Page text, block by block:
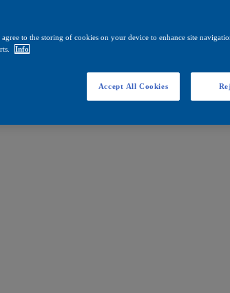
to the storing of cookies on your device to enhance site
Info
Accept All Cookies